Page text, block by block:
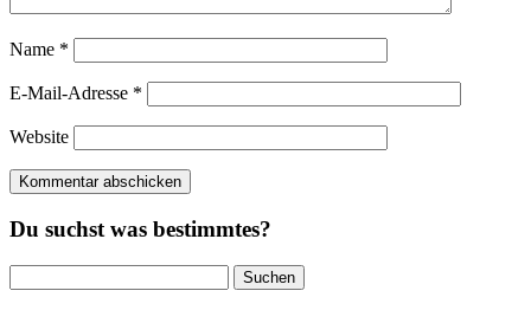
Name *
E-Mail-Adresse *
Website
Du suchst was bestimmtes?
nach: